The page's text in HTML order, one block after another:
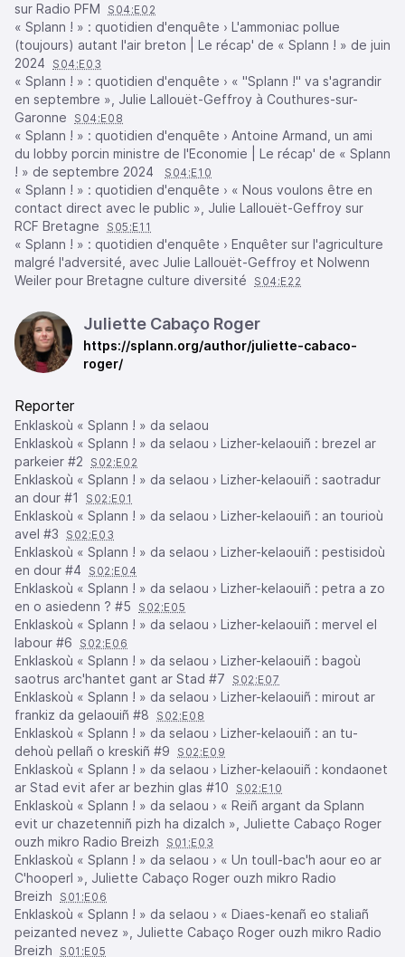
sur Radio PFM
S04:E02
« Splann ! » : quotidien d'enquête › L'ammoniac pollue
(toujours) autant l'air breton | Le récap' de « Splann ! » de juin
2024
S04:E03
« Splann ! » : quotidien d'enquête › « "Splann !" va s'agrandir
en septembre », Julie Lallouët-Geffroy à Couthures-sur-
Garonne
S04:E08
« Splann ! » : quotidien d'enquête › Antoine Armand, un ami
du lobby porcin ministre de l'Economie | Le récap' de « Splann
! » de septembre 2024
S04:E10
« Splann ! » : quotidien d'enquête › « Nous voulons être en
contact direct avec le public », Julie Lallouët-Geffroy sur
RCF Bretagne
S05:E11
« Splann ! » : quotidien d'enquête › Enquêter sur l'agriculture
malgré l'adversité, avec Julie Lallouët-Geffroy et Nolwenn
Weiler pour Bretagne culture diversité
S04:E22
Juliette Cabaço Roger
https://splann.org/author/juliette-cabaco-
roger/
Reporter
Enklaskoù « Splann ! » da selaou
Enklaskoù « Splann ! » da selaou › Lizher-kelaouiñ : brezel ar
parkeier #2
S02:E02
Enklaskoù « Splann ! » da selaou › Lizher-kelaouiñ : saotradur
an dour #1
S02:E01
Enklaskoù « Splann ! » da selaou › Lizher-kelaouiñ : an tourioù
avel #3
S02:E03
Enklaskoù « Splann ! » da selaou › Lizher-kelaouiñ : pestisidoù
en dour #4
S02:E04
Enklaskoù « Splann ! » da selaou › Lizher-kelaouiñ : petra a zo
en o asiedenn ? #5
S02:E05
Enklaskoù « Splann ! » da selaou › Lizher-kelaouiñ : mervel el
labour #6
S02:E06
Enklaskoù « Splann ! » da selaou › Lizher-kelaouiñ : bagoù
saotrus arc'hantet gant ar Stad #7
S02:E07
Enklaskoù « Splann ! » da selaou › Lizher-kelaouiñ : mirout ar
frankiz da gelaouiñ #8
S02:E08
Enklaskoù « Splann ! » da selaou › Lizher-kelaouiñ : an tu-
dehoù pellañ o kreskiñ #9
S02:E09
Enklaskoù « Splann ! » da selaou › Lizher-kelaouiñ : kondaonet
ar Stad evit afer ar bezhin glas #10
S02:E10
Enklaskoù « Splann ! » da selaou › « Reiñ argant da Splann
evit ur chazetenniñ pizh ha dizalch », Juliette Cabaço Roger
ouzh mikro Radio Breizh
S01:E03
Enklaskoù « Splann ! » da selaou › « Un toull-bac'h aour eo ar
C'hooperl », Juliette Cabaço Roger ouzh mikro Radio
Breizh
S01:E06
Enklaskoù « Splann ! » da selaou › « Diaes-kenañ eo staliañ
peizanted nevez », Juliette Cabaço Roger ouzh mikro Radio
Breizh
S01:E05